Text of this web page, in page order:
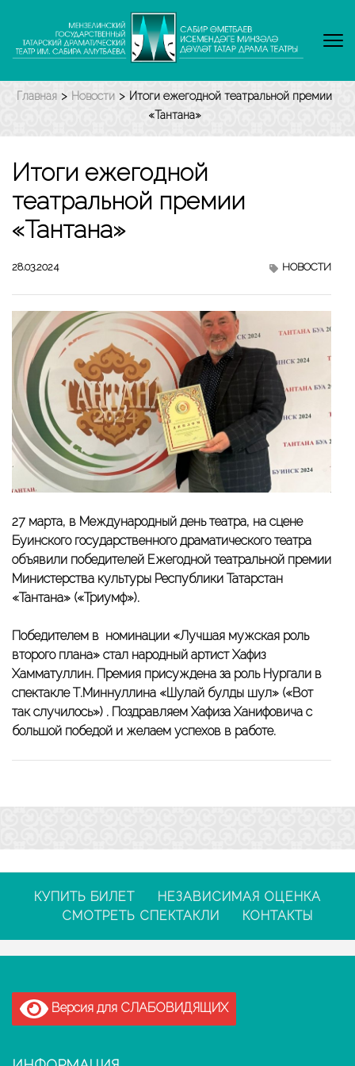
содержимому
Enter)
Главная > Новости > Итоги ежегодной театральной премии
«Тантана»
Итоги ежегодной
театральной премии
«Тантана»
28.03.2024 НОВОСТИ
27 марта, в Международный день театра, на сцене
Буинского государственного драматического театра
объявили победителей Ежегодной театральной премии
Министерства культуры Республики Татарстан
«Тантана» («Триумф»).
Победителем в номинации «Лучшая мужская роль
второго плана» стал народный артист Хафиз
Хамматуллин. Премия присуждена за роль Нургали в
спектакле Т.Миннуллина «Шулай булды шул» («Вот
так случилось») . Поздравляем Хафиза Ханифовича с
большой победой и желаем успехов в работе.
КУПИТЬ БИЛЕТ
НЕЗАВИСИМАЯ ОЦЕНКА
СМОТРЕТЬ СПЕКТАКЛИ
КОНТАКТЫ
Версия для СЛАБОВИДЯЩИХ